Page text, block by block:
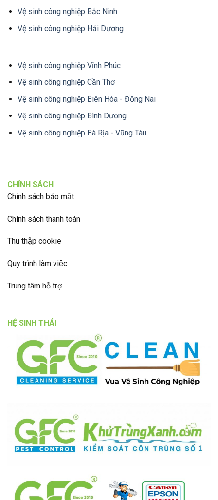
Vệ sinh công nghiệp Bắc Ninh
Vệ sinh công nghiệp Hải Dương
Vệ sinh công nghiệp Vĩnh Phúc
Vệ sinh công nghiệp Cần Thơ
Vệ sinh công nghiệp Biên Hòa - Đồng Nai
Vệ sinh công nghiệp Bình Dương
Vệ sinh công nghiệp Bà Rịa - Vũng Tàu
CHÍNH SÁCH
Chính sách bảo mật
Chính sách thanh toán
Thu thập cookie
Quy trình làm việc
Trung tâm hỗ trợ
HỆ SINH THÁI